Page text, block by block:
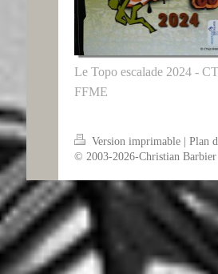
Le Topo escalade 2024 -
FFME
Version imprimable | Plan
© 2003-2026-Christian